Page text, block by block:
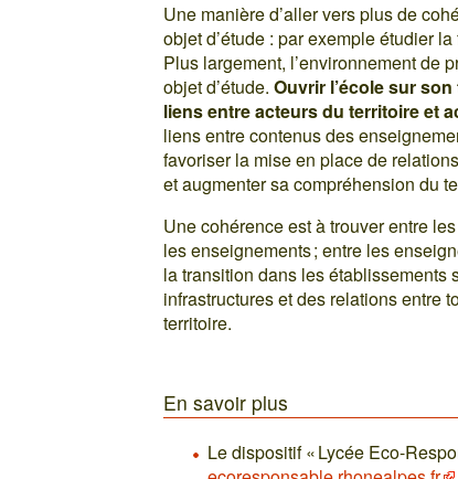
Une manière d’aller vers plus de
objet d’étude : par exemple étudier
Plus largement, l’environnement de
objet d’étude.Ouvrir l’école sur
liens entre acteurs du territoire et
liens entre contenus des
favoriser la mise en place de
et augmenter sa compréhension du
Une cohérence est à trouver entre
les enseignements ; entre les
la transition dans les établissements
infrastructures et des relations entre
territoire.
En savoir plus
Le dispositif « Lycée Eco-